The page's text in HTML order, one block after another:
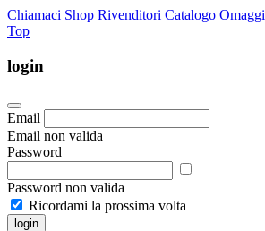
Chiamaci Shop Rivenditori Catalogo Omaggi
Top
login
Email
Email non valida
Password
Password non valida
Ricordami la prossima volta
login